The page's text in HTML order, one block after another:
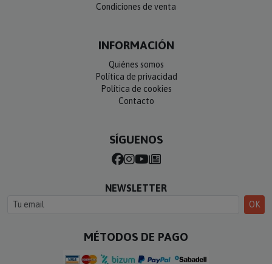
Condiciones de venta
INFORMACIÓN
Quiénes somos
Política de privacidad
Política de cookies
Contacto
SÍGUENOS
NEWSLETTER
OK
MÉTODOS DE PAGO